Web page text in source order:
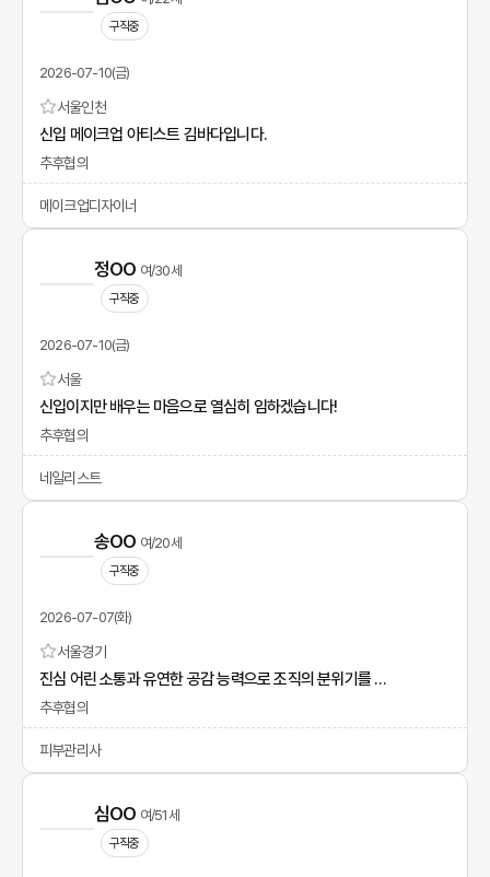
구직중
2026-07-10(금)
서울인천
신입 메이크업 아티스트 김바다입니다.
추후협의
메이크업디자이너
정OO 여/30세
구직중
2026-07-10(금)
서울
신입이지만 배우는 마음으로 열심히 임하겠습니다!
추후협의
네일리스트
송OO 여/20세
구직중
2026-07-07(화)
서울경기
진심 어린 소통과 유연한 공감 능력으로 조직의 분위기를 밝히는 송다영입니다.
추후협의
피부관리사
심OO 여/51세
구직중